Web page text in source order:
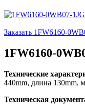
Заказать 1FW6160-
1FW6160-
Технические
440mm, длина 130mm,
Техническая